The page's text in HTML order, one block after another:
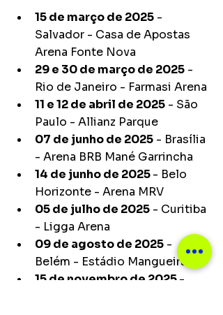
15 de março de 2025 -
Salvador - Casa de Apostas
Arena Fonte Nova
29 e 30 de março de 2025 -
Rio de Janeiro - Farmasi Arena
11 e 12 de abril de 2025 - São
Paulo - Allianz Parque
07 de junho de 2025 - Brasília
- Arena BRB Mané Garrincha
14 de junho de 2025 - Belo
Horizonte - Arena MRV
05 de julho de 2025 - Curitiba
- Ligga Arena
09 de agosto de 2025 -
Belém - Estádio Mangueirão
15 de novembro de 2025 -